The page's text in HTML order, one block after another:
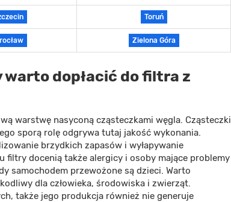
Toruń
Zielona Góra
dopłacić do filtra z
warstwę nasyconą cząsteczkami węgla. Cząsteczki
sporą rolę odgrywa tutaj jakość wykonania.
brzydkich zapasów i wyłapywanie
filtry docenią także alergicy i osoby mające problemy
samochodem przewożone są dzieci. Warto
dla człowieka, środowiska i zwierząt.
także jego produkcja również nie generuje